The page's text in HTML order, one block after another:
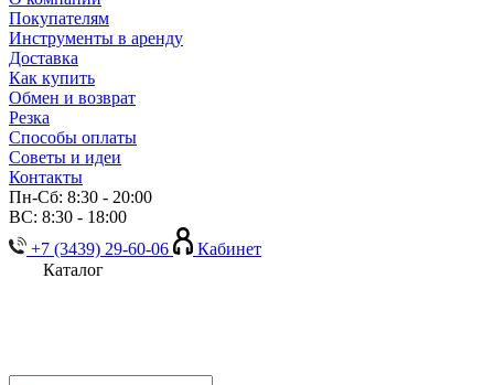
Покупателям
Инструменты в аренду
Доставка
Как купить
Обмен и возврат
Резка
Способы оплаты
Советы и идеи
Контакты
Пн-Сб: 8:30 - 20:00
ВС: 8:30 - 18:00
+7 (3439) 29-60-06
Кабинет
Каталог